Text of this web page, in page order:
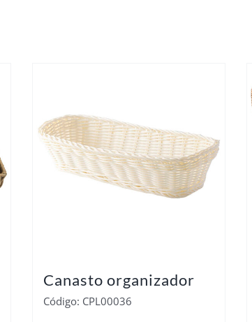
Canasto organizador
Código: CPL00036